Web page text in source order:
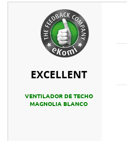
EXCELLENT
VENTILADOR DE TECHO
MAGNOLIA BLANCO